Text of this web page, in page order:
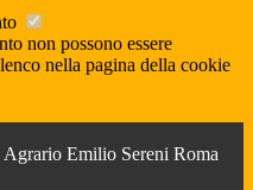
non possono essere
nella pagina della cookie
Emilio Sereni Roma